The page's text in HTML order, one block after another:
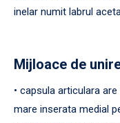
inelar numit labrul
Mijloace de
• capsula articulara
mare inserata medial